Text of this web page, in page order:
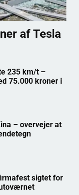
af Tesla
235 km/t –
75.000 kroner i
– overvejer at
sigtet for